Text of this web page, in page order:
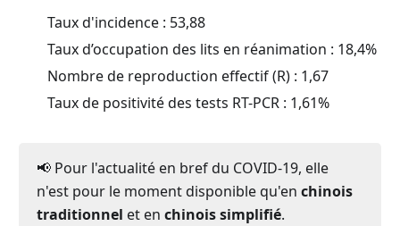
Taux d'incidence : 53,88
Taux d’occupation des lits en réanimation : 18,4%
Nombre de reproduction effectif (R) : 1,67
Taux de positivité des tests RT-PCR : 1,61%
📢 Pour l'actualité en bref du COVID-19, elle
n'est pour le moment disponible qu'en chinois
traditionnel et en chinois simplifié.